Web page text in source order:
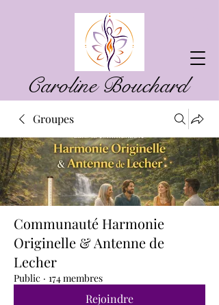
Caroline Bouchard
Groupes
Communauté Harmonie
Originelle & Antenne de
Lecher
Public · 174 membres
Rejoindre